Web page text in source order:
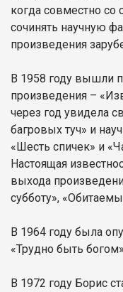
когда совместно
сочинять научную
произведения
В 1958 году вышли
произведения –
через год увидела
багровых туч» и
«Шесть спичек» и
Настоящая
выхода
субботу»,
В 1964 году была
«Трудно быть
В 1972 году Борис